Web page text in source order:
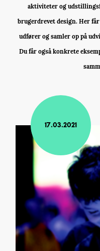
aktiviteter og
brugerdrevet design. Her
udfører og samler op på
Du får også konkrete
17.03.2021